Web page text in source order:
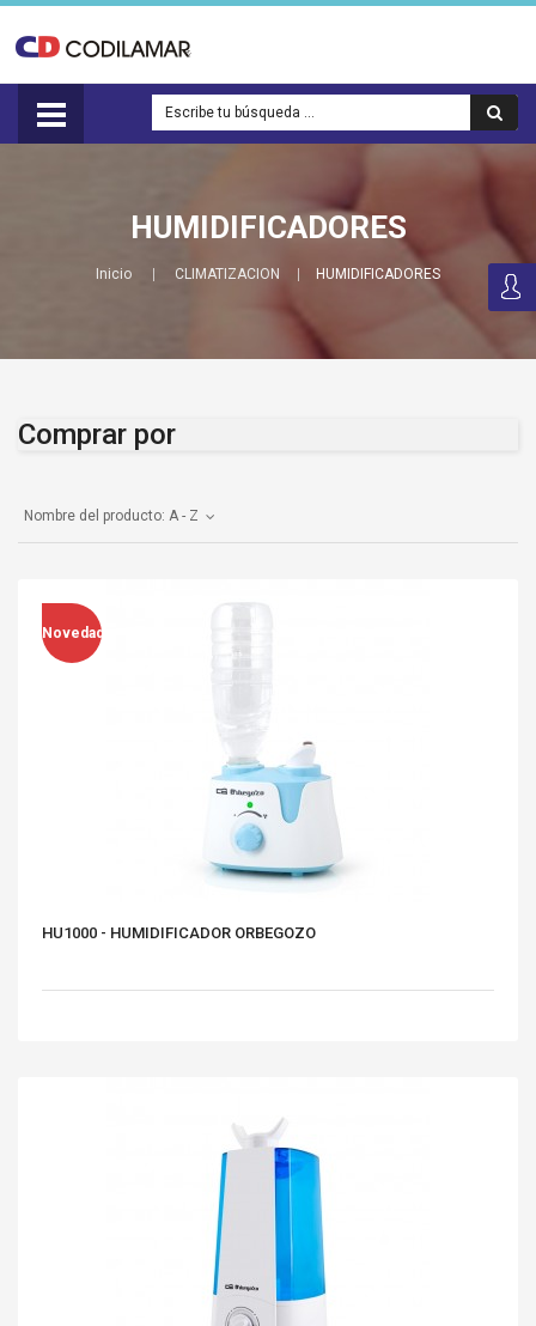
HUMIDIFICADORES
Inicio CLIMATIZACION HUMIDIFICADORES
Comprar por
Nombre del producto: A - Z
Novedad
HU1000 - HUMIDIFICADOR ORBEGOZO